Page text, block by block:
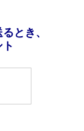
とき、